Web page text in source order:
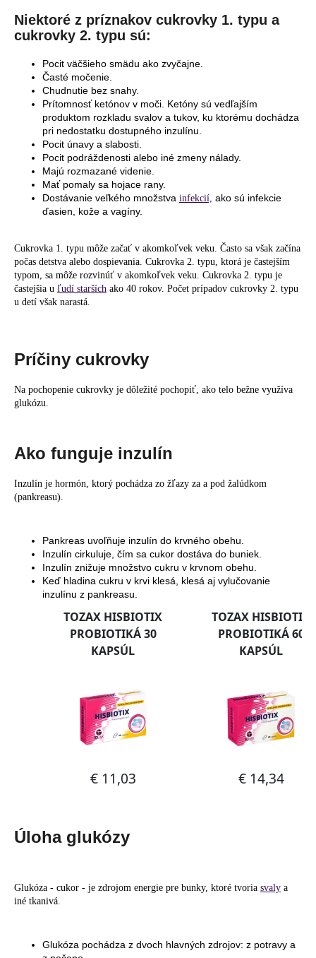
Niektoré z príznakov cukrovky 1. typu a
cukrovky 2. typu sú:
Pocit väčšieho smädu ako zvyčajne.
Časté močenie.
Chudnutie bez snahy.
Prítomnosť ketónov v moči. Ketóny sú vedľajším
produktom rozkladu svalov a tukov, ku ktorému dochádza
pri nedostatku dostupného inzulínu.
Pocit únavy a slabosti.
Pocit podráždenosti alebo iné zmeny nálady.
Majú rozmazané videnie.
Mať pomaly sa hojace rany.
Dostávanie veľkého množstva infekcií, ako sú infekcie
ďasien, kože a vagíny.
Cukrovka 1. typu môže začať v akomkoľvek veku. Často sa však začína
počas detstva alebo dospievania. Cukrovka 2. typu, ktorá je častejším
typom, sa môže rozvinúť v akomkoľvek veku. Cukrovka 2. typu je
častejšia u ľudí starších ako 40 rokov. Počet prípadov cukrovky 2. typu
u detí však narastá.
Príčiny cukrovky
Na pochopenie cukrovky je dôležité pochopiť, ako telo bežne využíva
glukózu.
Ako funguje inzulín
Inzulín je hormón, ktorý pochádza zo žľazy za a pod žalúdkom
(pankreasu).
Pankreas uvoľňuje inzulín do krvného obehu.
Inzulín cirkuluje, čím sa cukor dostáva do buniek.
Inzulín znižuje množstvo cukru v krvnom obehu.
Keď hladina cukru v krvi klesá, klesá aj vylučovanie
inzulínu z pankreasu.
Úloha glukózy
Glukóza - cukor - je zdrojom energie pre bunky, ktoré tvoria svaly a
iné tkanivá.
Glukóza pochádza z dvoch hlavných zdrojov: z potravy a